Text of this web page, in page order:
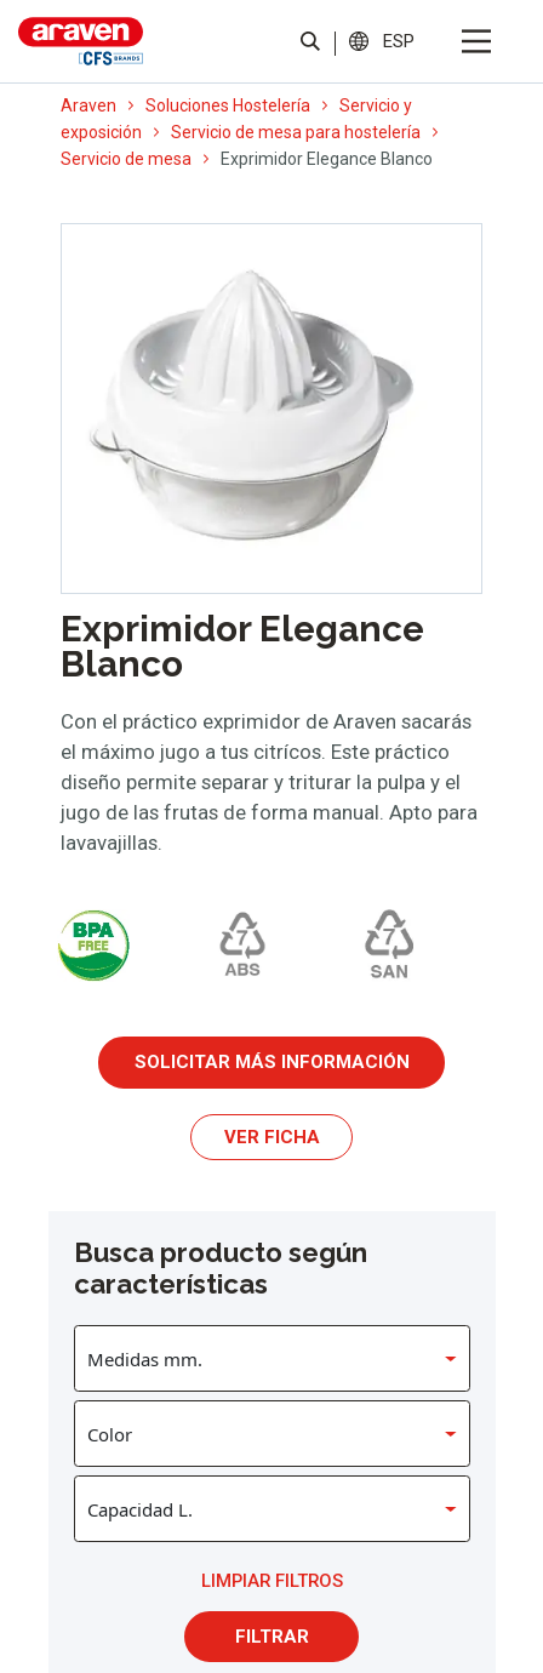
ESP
Araven Soluciones Hostelería
Servicio y
exposición
Servicio de mesa para hostelería
Servicio de mesa
Exprimidor Elegance Blanco
Exprimidor Elegance
Blanco
Con el práctico exprimidor de Araven sacarás
el máximo jugo a tus citrícos. Este práctico
diseño permite separar y triturar la pulpa y el
jugo de las frutas de forma manual. Apto para
lavavajillas.
SOLICITAR MÁS INFORMACIÓN
VER FICHA
Busca producto según
características
LIMPIAR FILTROS
FILTRAR